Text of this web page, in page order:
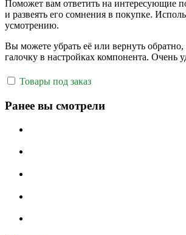
Поможет вам ответить на интересующие
и развеять его сомнения в покупке.
усмотрению.
Вы можете убрать её или вернуть
галочку в настройках компонента. Очень
Товары под заказ
Ранее вы смотрели